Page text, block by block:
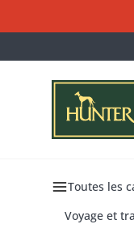
Toutes les
Voyage et